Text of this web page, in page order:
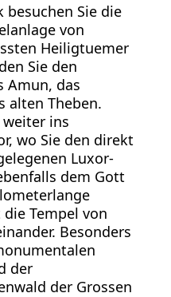
besuchen Sie die
von
Heiligtuemer
Sie den
Amun, das
alten Theben.
ins
wo Sie den direkt
Luxor-
dem Gott
Tempel von
Besonders
der
der Grossen